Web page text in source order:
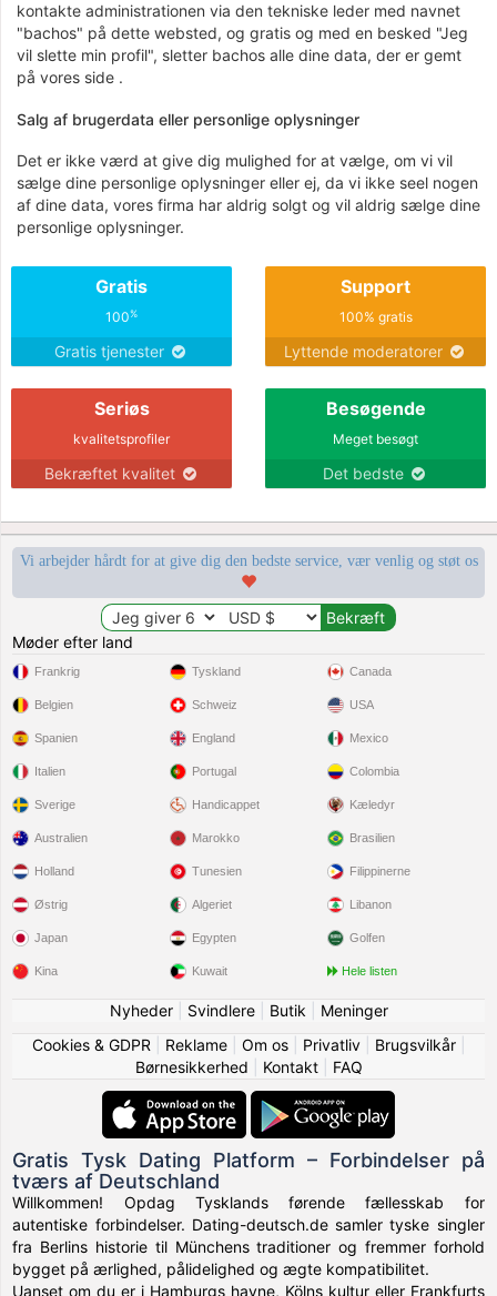
kontakte administrationen via den tekniske leder med navnet
"bachos" på dette websted, og gratis og med en besked "Jeg
vil slette min profil", sletter bachos alle dine data, der er gemt
på vores side .
Salg af brugerdata eller personlige oplysninger
Det er ikke værd at give dig mulighed for at vælge, om vi vil
sælge dine personlige oplysninger eller ej, da vi ikke seel nogen
af ​​dine data, vores firma har aldrig solgt og vil aldrig sælge dine
personlige oplysninger.
Gratis
100%
Gratis tjenester
Support
100% gratis
Lyttende moderatorer
Seriøs
kvalitetsprofiler
Bekræftet kvalitet
Besøgende
Meget besøgt
Det bedste
Vi arbejder hårdt for at give dig den bedste service, vær venlig og støt os
Møder efter land
Frankrig
Belgien
Spanien
Italien
Sverige
Tyskland
Schweiz
England
Portugal
Handicappet
Canada
USA
Mexico
Colombia
Kæledyr
Australien
Holland
Østrig
Japan
Kina
Marokko
Tunesien
Algeriet
Egypten
Kuwait
Brasilien
Filippinerne
Libanon
Golfen
Hele listen
Nyheder| Svindlere| Butik
Meninger
Cookies & GDPR
Reklame| Om os| Privatliv| Brugsvilkår|
Børnesikkerhed
Kontakt| FAQ
Gratis Tysk Dating Platform – Forbindelser på
tværs af Deutschland
Willkommen! Opdag Tysklands førende fællesskab for
autentiske forbindelser. Dating-deutsch.de samler tyske singler
fra Berlins historie til Münchens traditioner og fremmer forhold
bygget på ærlighed, pålidelighed og ægte kompatibilitet.
Uanset om du er i Hamburgs havne, Kölns kultur eller Frankfurts